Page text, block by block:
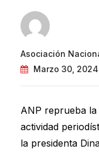
Asociación
Marzo 30, 2024
ANP reprueba
actividad
la presidenta